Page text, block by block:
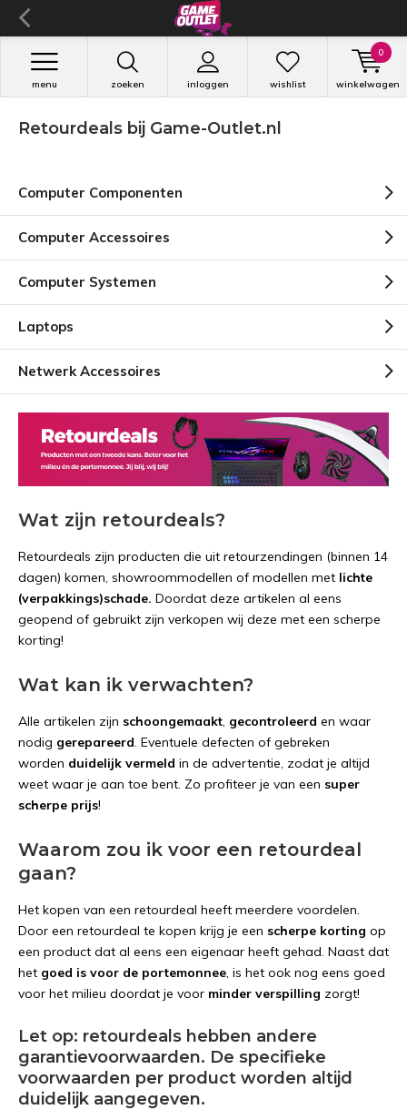
zoeken inloggen
menu wishlist winkelwagen
0
Retourdeals bij Game-Outlet.nl
Computer Componenten
Computer Accessoires
Computer Systemen
Laptops
Netwerk Accessoires
Wat zijn retourdeals?
Retourdeals zijn producten die uit retourzendingen (binnen 14
dagen) komen, showroommodellen of modellen met lichte
(verpakkings)schade. Doordat deze artikelen al eens
geopend of gebruikt zijn verkopen wij deze met een scherpe
korting!
Wat kan ik verwachten?
Alle artikelen zijn schoongemaakt, gecontroleerd en waar
nodig gerepareerd. Eventuele defecten of gebreken
worden duidelijk vermeld in de advertentie, zodat je altijd
weet waar je aan toe bent. Zo profiteer je van een super
scherpe prijs!
Waarom zou ik voor een retourdeal
gaan?
Het kopen van een retourdeal heeft meerdere voordelen.
Door een retourdeal te kopen krijg je een scherpe korting op
een product dat al eens een eigenaar heeft gehad. Naast dat
het goed is voor de portemonnee, is het ook nog eens goed
voor het milieu doordat je voor minder verspilling zorgt!
Let op: retourdeals hebben andere
garantievoorwaarden. De specifieke
voorwaarden per product worden altijd
duidelijk aangegeven.